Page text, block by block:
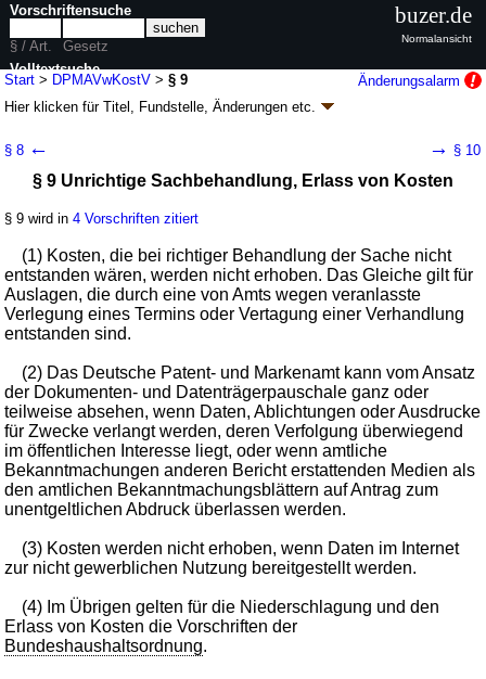
Start > DPMAVwKostV >§ 9
Änderungsalarm
Hier klicken fürTitel, Fundstelle, Änderungen etc.
(DPMAVwKostV)
V. v. 14.07.2006BGBl. I S. 1586(Nr. 33); zuletzt geändert durchArtikel 4
Geltung ab 01.10.2006; FNA: 424-4-9-3
§ 8 ← → § 10
§ 9 Unrichtige Sachbehandlung, Erlass von Kosten
§ 9 wird in4 Vorschriften zitiert
(1) Kosten, die bei richtiger Behandlung der Sache nicht
entstanden wären, werden nicht erhoben. Das Gleiche gilt für
Auslagen, die durch eine von Amts wegen veranlasste
Verlegung eines Termins oder Vertagung einer Verhandlung
entstanden sind.
(2) Das Deutsche Patent- und Markenamt kann vom Ansatz
der Dokumenten- und Datenträgerpauschale ganz oder
teilweise absehen, wenn Daten, Ablichtungen oder Ausdrucke
für Zwecke verlangt werden, deren Verfolgung überwiegend
im öffentlichen Interesse liegt, oder wenn amtliche
Bekanntmachungen anderen Bericht erstattenden Medien als
den amtlichen Bekanntmachungsblättern auf Antrag zum
unentgeltlichen Abdruck überlassen werden.
(3) Kosten werden nicht erhoben, wenn Daten im Internet
zur nicht gewerblichen Nutzung bereitgestellt werden.
(4) Im Übrigen gelten für die Niederschlagung und den
Erlass von Kosten die Vorschriften der
Bundeshaushaltsordnung.
Vorschriftensuche
§ / Art.
Gesetz
Volltextsuche
nur in DPMAVwKostV
buzer.de
Normalansicht